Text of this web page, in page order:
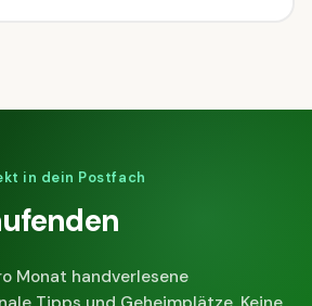
in dein Postfach
Monat handverlesene